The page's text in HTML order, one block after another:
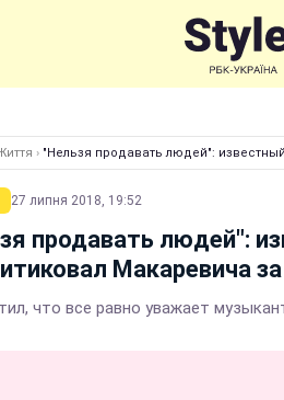
› "Нельзя продавать людей":
27 липня 2018, 19:52
продавать людей":
Макаревича
что все равно уважает